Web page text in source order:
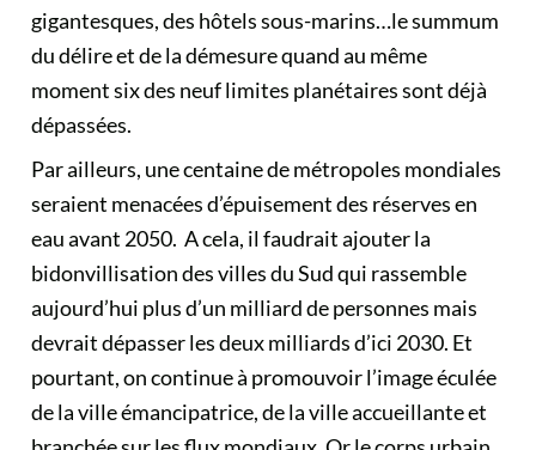
gigantesques, des hôtels sous-marins…le summum
du délire et de la démesure quand au même
moment six des neuf limites planétaires sont déjà
dépassées.
Par ailleurs, une centaine de métropoles mondiales
seraient menacées d’épuisement des réserves en
eau avant 2050. A cela, il faudrait ajouter la
bidonvillisation des villes du Sud qui rassemble
aujourd’hui plus d’un milliard de personnes mais
devrait dépasser les deux milliards d’ici 2030. Et
pourtant, on continue à promouvoir l’image éculée
de la ville émancipatrice, de la ville accueillante et